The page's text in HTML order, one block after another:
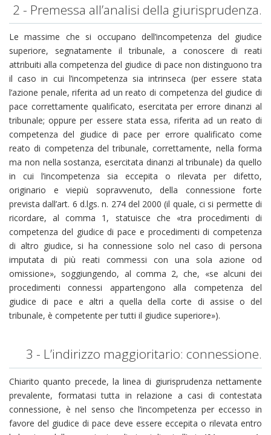
2 - Premessa all’analisi della giurisprudenza.
Le massime che si occupano dell’incompetenza del giudice
superiore, segnatamente il tribunale, a conoscere di reati
attribuiti alla competenza del giudice di pace non distinguono tra
il caso in cui l’incompetenza sia intrinseca (per essere stata
l’azione penale, riferita ad un reato di competenza del giudice di
pace correttamente qualificato, esercitata per errore dinanzi al
tribunale; oppure per essere stata essa, riferita ad un reato di
competenza del giudice di pace per errore qualificato come
reato di competenza del tribunale, correttamente, nella forma
ma non nella sostanza, esercitata dinanzi al tribunale) da quello
in cui l’incompetenza sia eccepita o rilevata per difetto,
originario e viepiù sopravvenuto, della connessione forte
prevista dall’art. 6 d.lgs. n. 274 del 2000 (il quale, ci si permette di
ricordare, al comma 1, statuisce che «tra procedimenti di
competenza del giudice di pace e procedimenti di competenza
di altro giudice, si ha connessione solo nel caso di persona
imputata di più reati commessi con una sola azione od
omissione», soggiungendo, al comma 2, che, «se alcuni dei
procedimenti connessi appartengono alla competenza del
giudice di pace e altri a quella della corte di assise o del
tribunale, è competente per tutti il giudice superiore»).
3 - L’indirizzo maggioritario: connessione.
Chiarito quanto precede, la linea di giurisprudenza nettamente
prevalente, formatasi tutta in relazione a casi di contestata
connessione, è nel senso che l’incompetenza per eccesso in
favore del giudice di pace deve essere eccepita o rilevata entro